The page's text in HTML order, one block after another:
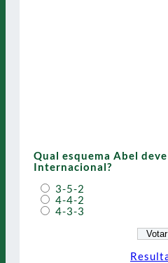
Qual esquema Abel
Internacional?
3-5-2
4-4-2
4-3-3